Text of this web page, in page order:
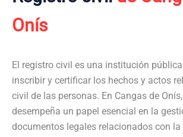
Onís
El registro civil es una institución
inscribir y certificar los hechos y actos
civil de las personas. En Cangas de
desempeña un papel esencial en la
documentos legales relacionados con